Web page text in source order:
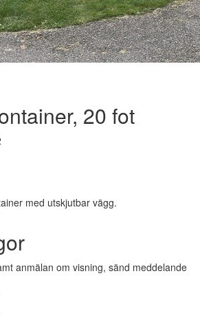
20 fot
med utskjutbar vägg.
anmälan om visning, sänd meddelande